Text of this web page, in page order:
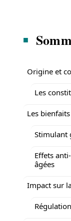
Origine et
Les
Les
Stimulant
Effets
âgées
Impact sur